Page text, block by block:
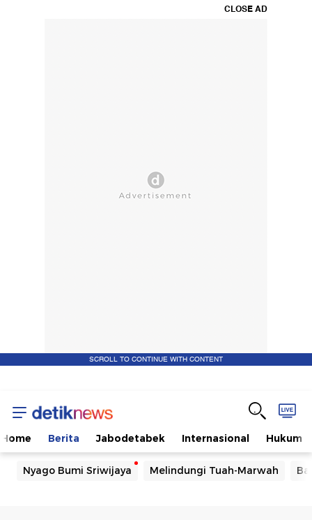
CLOSE AD
SCROLL TO CONTINUE WITH CONTENT
Home Berita Jabodetabek Internasional Hukum
Nyago Bumi Sriwijaya Melindungi Tuah-Marwah